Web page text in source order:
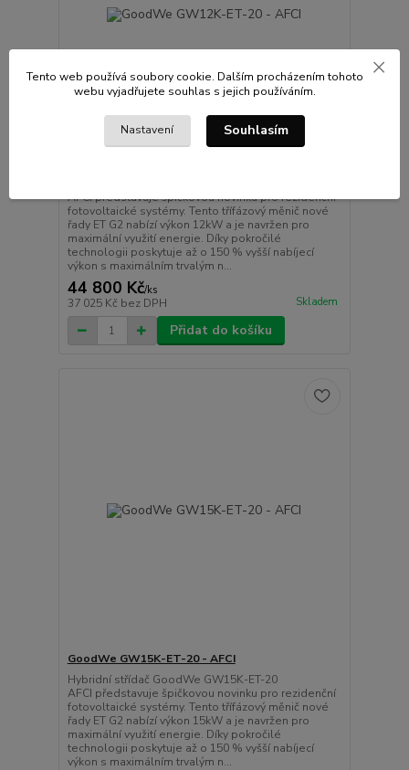
AFCI představuje špičkovou novinku pro rezidenční
fotovoltaické systémy. Tento třífázový měnič nové
řady ET G2 nabízí výkon 12kW a je navržen pro
maximální využití energie. Díky pokročilé
technologii poskytuje až o 150 % vyšší nabíjecí
výkon s maximálním trvalým n...
44 800 Kč/ks
37 025 Kč bez DPH Skladem
Přidat do košíku
GoodWe GW15K-ET-20 - AFCI
Hybridní střídač GoodWe GW15K-ET-20
AFCI představuje špičkovou novinku pro rezidenční
fotovoltaické systémy. Tento třífázový měnič nové
řady ET G2 nabízí výkon 15kW a je navržen pro
maximální využití energie. Díky pokročilé
technologii poskytuje až o 150 % vyšší nabíjecí
výkon s maximálním trvalým n...
Tento web používá soubory cookie. Dalším procházením tohoto
webu vyjadřujete souhlas s jejich používáním.
Nastavení Souhlasím